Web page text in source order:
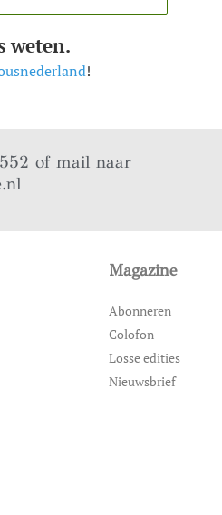
weten.
!
of mail naar
Magazine
Abonneren
Colofon
Losse edities
Nieuwsbrief